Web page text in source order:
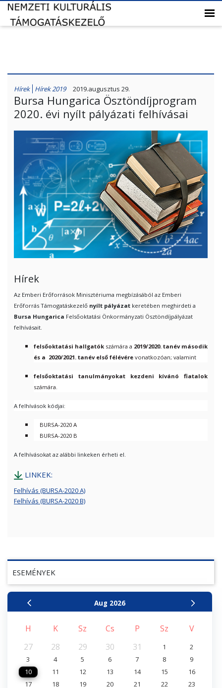
ESEMÉNYEK
Aug 2026
H K Sz Cs P Sz
V
27
28 29 30 31 1
2
3
4 5 6 7 8
9
10
11 12 13 14 15
16
17
18 19 20 21 22
23
Hírek Hírek 2019 2019.augusztus 29.
Bursa Hungarica Ösztöndíjprogram
2020. évi nyílt pályázati felhívásai
Hírek
Az Emberi Erőforrások Minisztériuma megbízásából az Emberi
Erőforrás Támogatáskezelő nyílt pályázat keretében meghirdeti a
Bursa Hungarica Felsőoktatási Önkormányzati Ösztöndíjpályázat
felhívásait.
felsőoktatási hallgatók számára a 2019/2020. tanév második
és a 2020/2021. tanév első félévére vonatkozóan; valamint
felsőoktatási tanulmányokat kezdeni kívánó fiatalok
számára.
A felhívások kódjai:
BURSA-2020 A
BURSA-2020 B
A felhívásokat az alábbi linkeken érheti el.
LINKEK:
Felhívás (BURSA-2020 A)
Felhívás (BURSA-2020 B)